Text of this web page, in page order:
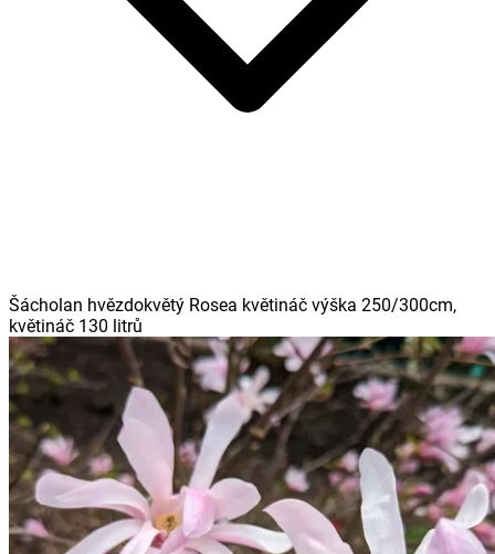
Šácholan hvězdokvětý Rosea květináč výška 250/300cm,
květináč 130 litrů